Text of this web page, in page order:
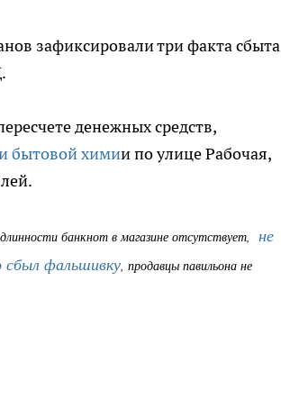
зафиксировали три факта сбыта
денежных средств,
бытовой химии по улице Рабочая,
банкнот в магазине отсутствует, не
сбыл фальшивку, продавцы павильона не